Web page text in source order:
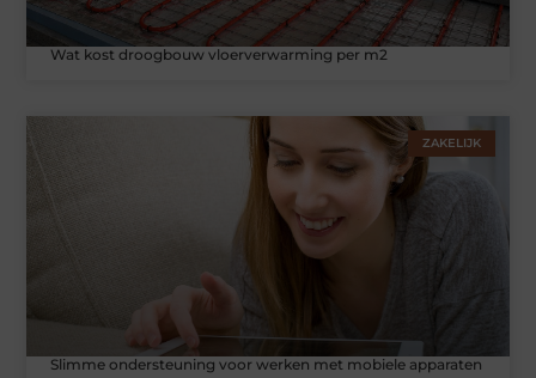
Wat kost droogbouw vloerverwarming per m2
ZAKELIJK
Slimme ondersteuning voor werken met mobiele apparaten